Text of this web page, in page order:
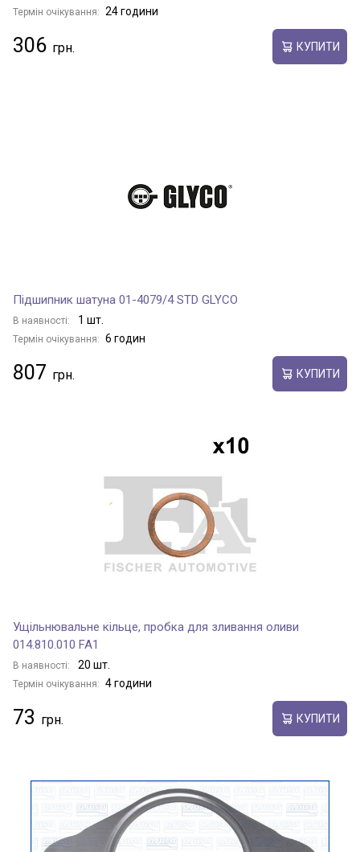
Термін очікування: 24 години
306 КУПИТИ
Підшипник шатуна 01-4079/4 STD GLYCO
В наявності: 1 шт.
Термін очікування: 6 годин
807 КУПИТИ
Ущільнювальне кільце, пробка для зливання оливи
014.810.010 FA1
В наявності: 20 шт.
Термін очікування: 4 години
73 КУПИТИ